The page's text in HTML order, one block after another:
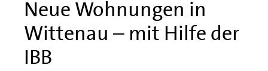
Neue Wohnungen in
Wittenau – mit Hilfe der
IBB